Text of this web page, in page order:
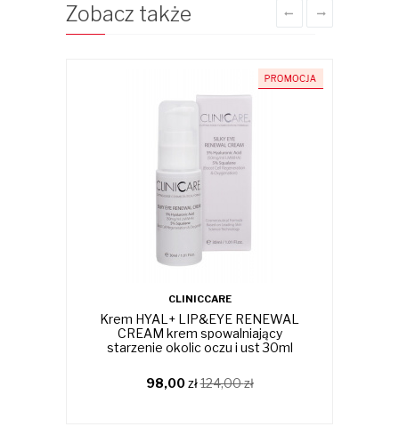
Zobacz także
CLINICCARE
Krem HYAL+ LIP&EYE RENEWAL
CREAM krem spowalniający
starzenie okolic oczu i ust 30ml
98,00zł124,00zł